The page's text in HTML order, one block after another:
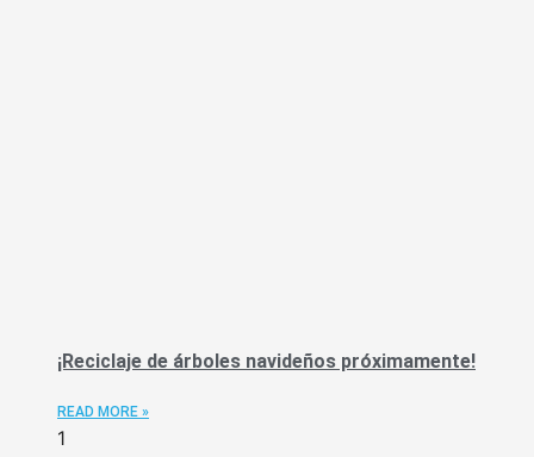
¡Reciclaje de árboles navideños próximamente!
READ MORE »